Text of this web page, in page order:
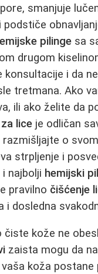
smanjuje
podstiče
pilinge sa
drugom
konsultacije i da
tretmana. Ako
ili ako želite da
lice je odličan
razmišljajte o
strpljenje i
najbolji hemijski
pravilno čišćenje
i dosledna
čiste kože ne
zaista mogu da
koža postane